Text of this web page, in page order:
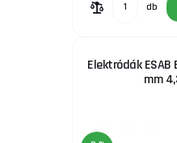
18.
db
Elektródák ESAB
mm